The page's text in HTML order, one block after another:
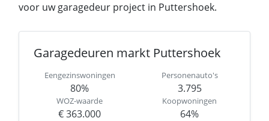
voor uw garagedeur project in Puttershoek.
Garagedeuren markt Puttershoek
Eengezinswoningen
80%
Personenauto's
3.795
WOZ-waarde
€ 363.000
Koopwoningen
64%